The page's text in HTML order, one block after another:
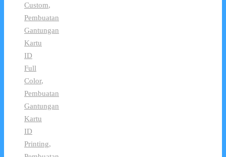
Custom,
Pembuatan
Gantungan
Kartu
ID
Full
Color,
Pembuatan
Gantungan
Kartu
ID
Printing,